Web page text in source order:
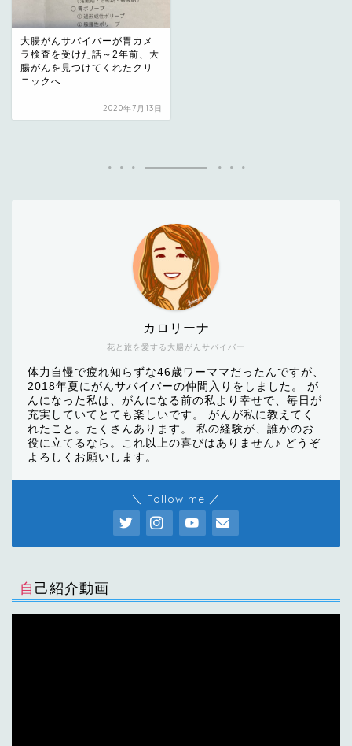
大腸がんサバイバーが胃カメ
ラ検査を受けた話～2年前、大
腸がんを見つけてくれたクリ
ニックへ
2020年7月13日
花と旅を愛する大腸がんサバイバー
カロリーナ
体力自慢で疲れ知らずな46歳ワーママだったんですが、
2018年夏にがんサバイバーの仲間入りをしました。 が
んになった私は、がんになる前の私より幸せで、毎日が
充実していてとても楽しいです。 がんが私に教えてく
れたこと。たくさんあります。 私の経験が、誰かのお
役に立てるなら。これ以上の喜びはありません♪ どうぞ
よろしくお願いします。
＼ Follow me ／
自己紹介動画